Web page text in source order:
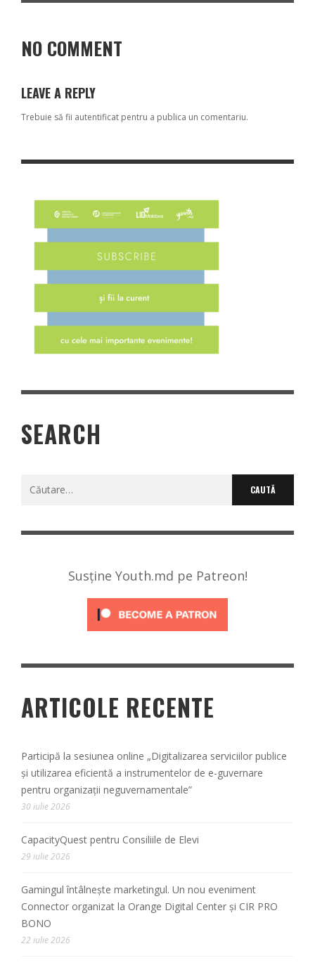
NO COMMENT
LEAVE A REPLY
Trebuie să fii autentificat pentru a publica un comentariu.
SEARCH
Caută
Susține Youth.md pe Patreon!
ARTICOLE RECENTE
Participă la sesiunea online „Digitalizarea serviciilor publice
și utilizarea eficientă a instrumentelor de e-guvernare
pentru organizații neguvernamentale”
30 iulie 2026
CapacityQuest pentru Consiliile de Elevi
29 iulie 2026
Gamingul întâlnește marketingul. Un nou eveniment
Connector organizat la Orange Digital Center și CIR PRO
BONO
22 iulie 2026